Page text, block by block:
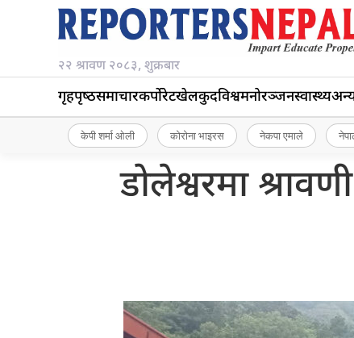
२२ श्रावण २०८३, शुक्रबार
गृहपृष्‍ठसमाचारकर्पोरेटखेलकुदविश्वमनोरञ्जनस्वास्थ्य
केपी शर्मा ओली कोरोना भाइरस नेकपा एमाले
डोलेश्वरमा